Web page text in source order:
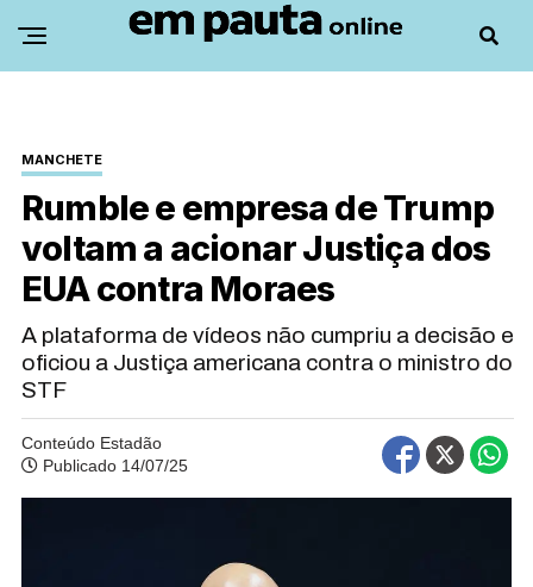
MANCHETE
Rumble e empresa de Trump
voltam a acionar Justiça dos
EUA contra Moraes
A plataforma de vídeos não cumpriu a decisão e
oficiou a Justiça americana contra o ministro do
STF
Conteúdo Estadão
Publicado 14/07/25